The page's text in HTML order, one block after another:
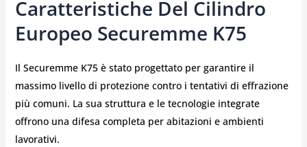
Caratteristiche Del Cilindro
Europeo Securemme K75
Il Securemme K75 è stato progettato per garantire il
massimo livello di protezione contro i tentativi di effrazione
più comuni. La sua struttura e le tecnologie integrate
offrono una difesa completa per abitazioni e ambienti
lavorativi.